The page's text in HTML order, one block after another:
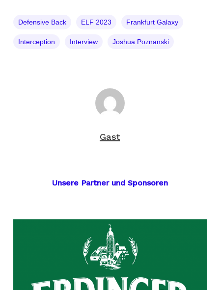
Defensive Back ELF 2023 Frankfurt Galaxy
Interception Interview Joshua Poznanski
Gast
Unsere Partner und Sponsoren